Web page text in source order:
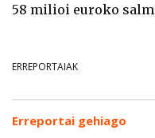
58 milioi euroko
ERREPORTAIAK
Erreportai gehiago